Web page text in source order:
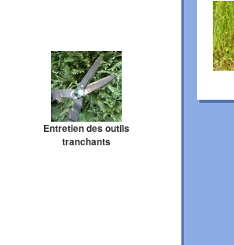
Entretien des outils
tranchants